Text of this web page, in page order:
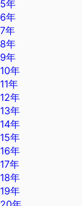
5年
6年
7年
8年
9年
10年
11年
12年
13年
14年
15年
16年
17年
18年
19年